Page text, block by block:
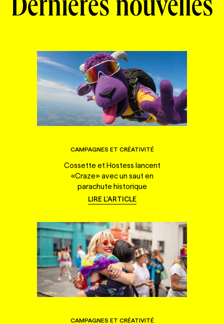
Dernières nouvelles
CAMPAGNES ET CRÉATIVITÉ
Cossette et Hostess lancent
«Craze» avec un saut en
parachute historique
LIRE L'ARTICLE
CAMPAGNES ET CRÉATIVITÉ